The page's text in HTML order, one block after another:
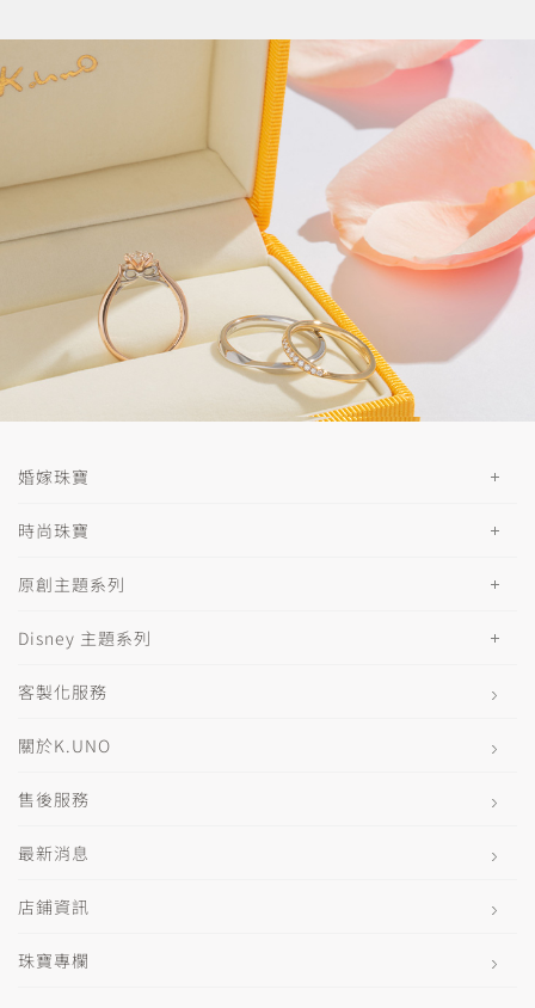
婚嫁珠寶
時尚珠寶
原創主題系列
Disney 主題系列
客製化服務
關於K.UNO
售後服務
最新消息
店鋪資訊
珠寶專欄